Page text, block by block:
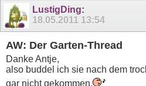
LustigDing:
18.05.2011 13:54
AW: Der Garten-Thread
Danke Antje,
also buddel ich sie nach dem
gar nicht gekommen.